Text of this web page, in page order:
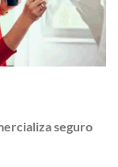
seguro